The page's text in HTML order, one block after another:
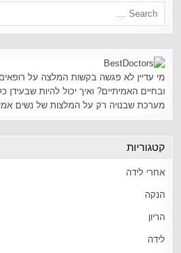
מי עדיין לא פגשה בקשות המלצה על
ובחיים האמיתיים? ואיך יכול להיות שבעידן
מערכת שבנויה רק על המלצות של נשים
קטגוריות
אחרי לידה
הנקה
הריון
לידה